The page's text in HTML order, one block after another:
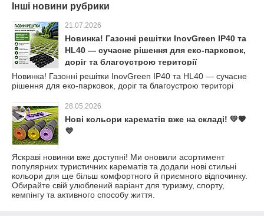
Інші новини рубрики
21.07.2026
Новинка! Газонні решітки InovGreen IP40 та
HL40 — сучасне рішення для еко-парковок,
доріг та благоустрою території
Новинка! Газонні решітки InovGreen IP40 та HL40 — сучасне
рішення для еко-парковок, доріг та благоустрою територі
28.05.2026
Нові кольори карематів вже на складі! 💛🧡
💜
Яскраві новинки вже доступні! Ми оновили асортимент
популярних туристичних карематів та додали нові стильні
кольори для ще більш комфортного й приємного відпочинку.
Обирайте свій улюблений варіант для туризму, спорту,
кемпінгу та активного способу життя.